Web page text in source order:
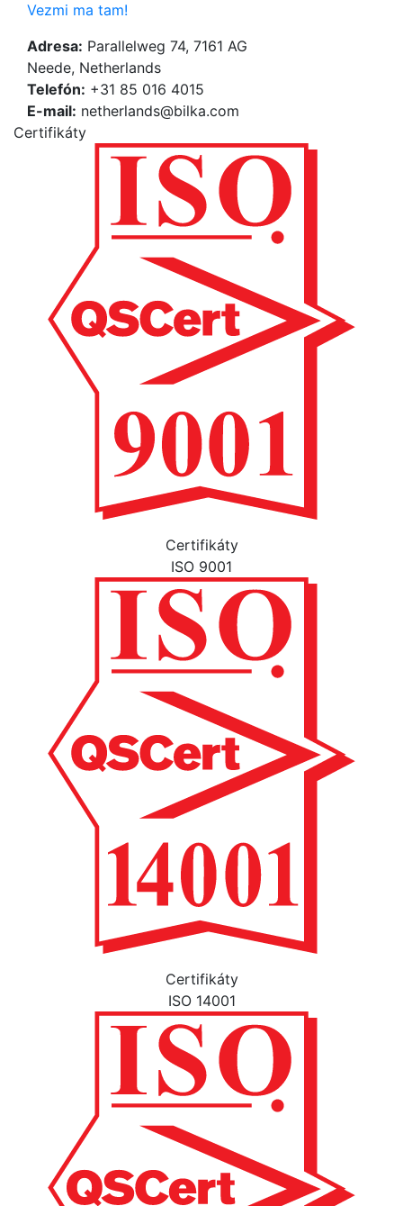
Vezmi ma tam!
Adresa: Parallelweg 74, 7161 AG
Neede, Netherlands
Telefón: +31 85 016 4015
E-mail: netherlands@bilka.com
Certifikáty
Certifikáty
ISO 9001
Certifikáty
ISO 14001